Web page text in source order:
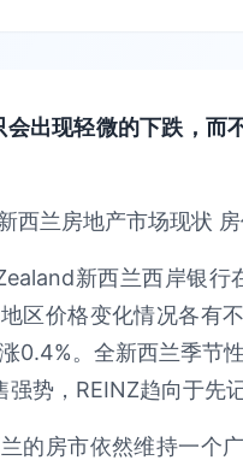
会出现轻微的下跌，
新西兰西岸银行
区价格变化情况各有
0.4%。全新西兰季节
势，REINZ趋向于先
的房市依然维持一个